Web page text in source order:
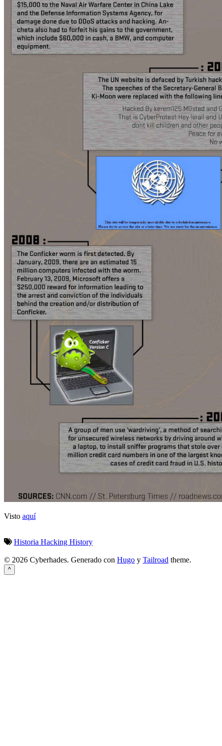
Visto aquí
Historia Hacking History
© 2026 Cyberhades. Generado con Hugo y Tailroad theme.
^